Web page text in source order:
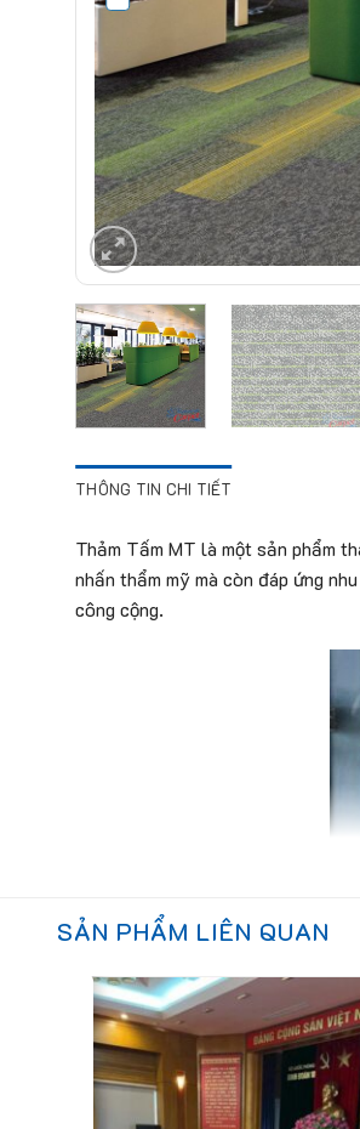
THÔNG TIN CHI TIẾT
Thảm Tấm MT là một sản phẩm
nhấn thẩm mỹ mà còn đáp ứng
công cộng.
SẢN PHẨM LIÊN QUAN